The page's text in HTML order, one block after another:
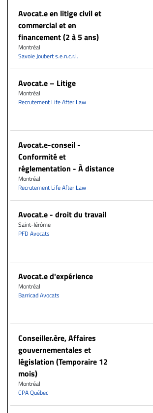
Avocat.e en litige civil et
commercial et en
financement (2 à 5 ans)
Montréal
Savoie Joubert s.e.n.c.r.l.
Avocat.e – Litige
Montréal
Recrutement Life After Law
​Avocat.e-conseil -
Conformité et
réglementation - À distance
Montréal
Recrutement Life After Law
Avocat.e - droit du travail
Saint-Jérôme
PFD Avocats
Avocat.e d'expérience
Montréal
Barricad Avocats
Conseiller.ère, Affaires
gouvernementales et
législation (Temporaire 12
mois)
Montréal
CPA Québec